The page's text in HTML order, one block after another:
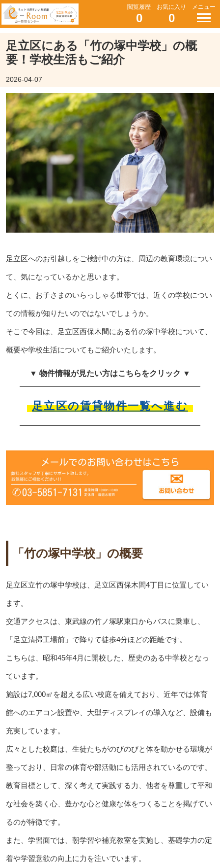
閲覧履歴
0
お気に入り
0
メニュー
足立区にある「竹の塚中学校」の概
要！学校生活もご紹介
2026-04-07
足立区へのお引越しをご検討中の方は、周辺の教育環境につい
て、気になっているかと思います。
とくに、お子さまのいらっしゃる世帯では、近くの学校につい
ての情報が知りたいのではないでしょうか。
そこで今回は、足立区西保木間にある竹の塚中学校について、
概要や学校生活についてもご紹介いたします。
▼ 物件情報が見たい方はこちらをクリック ▼
足立区の賃貸物件一覧へ進む
「竹の塚中学校」の概要
足立区立竹の塚中学校は、足立区西保木間4丁目に位置してい
ます。
交通アクセスは、東武線の竹ノ塚駅東口からバスに乗車し、
「足立清掃工場前」で降りて徒歩4分ほどの距離です。
こちらは、昭和45年4月に開校した、歴史のある中学校となっ
ています。
施設は7,000㎡を超える広い校庭を備えており、近年では体育
館へのエアコン設置や、大型ディスプレイの導入など、設備も
充実しています。
広々とした校庭は、生徒たちがのびのびと体を動かせる環境が
整っており、日常の体育や部活動にも活用されているのです。
教育目標として、深く考えて実践する力、他者を尊重して平和
な社会を築く心、豊かな心と健康な体をつくることを掲げてい
るのが特徴です。
また、学習面では、朝学習や補充教室を実施し、基礎学力の定
着や学習意欲の向上に力を注いでいます。